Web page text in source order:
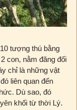
tượng thú bằng
con, nằm đăng đối
chỉ là những vật
liên quan đến
Dù sao, đó
khối từ thời Lý.